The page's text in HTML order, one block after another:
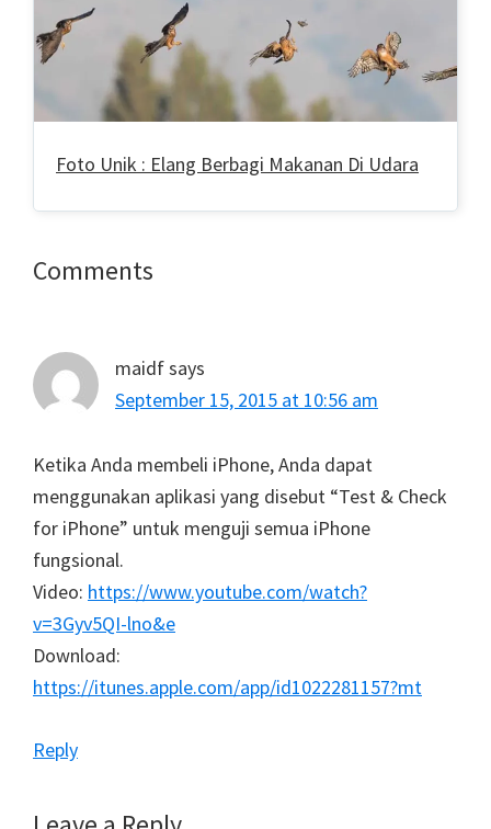
Foto Unik : Elang Berbagi Makanan Di Udara
Reader
Comments
maidfsays
September 15, 2015 at 10:56 am
Ketika Anda membeli iPhone, Anda dapat
menggunakan aplikasi yang disebut “Test & Check
for iPhone” untuk menguji semua iPhone
fungsional.
Video: https://www.youtube.com/watch?
v=3Gyv5QI-lno&e
Download:
https://itunes.apple.com/app/id1022281157?mt
Reply